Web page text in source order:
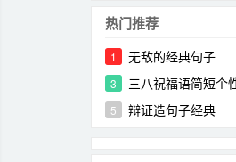
热门推荐
1 无敌的经典句子
3 三八祝福语简短个
5 辩证造句子经典